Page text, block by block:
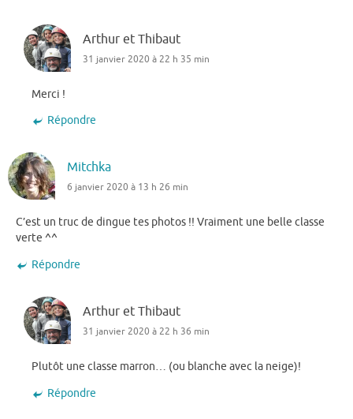
Arthur et Thibaut
31 janvier 2020 à 22 h 35 min
Merci !
Répondre
Mitchka
6 janvier 2020 à 13 h 26 min
C’est un truc de dingue tes photos !! Vraiment une belle classe
verte ^^
Répondre
Arthur et Thibaut
31 janvier 2020 à 22 h 36 min
Plutôt une classe marron… (ou blanche avec la neige)!
Répondre